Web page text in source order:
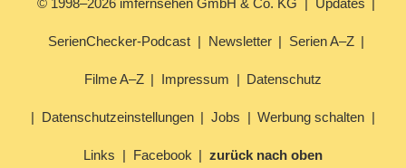
© 1998–2026 imfernsehen GmbH & Co. KG Updates
SerienChecker-Podcast Newsletter Serien A–Z
Filme A–Z Impressum Datenschutz
Datenschutzeinstellungen Jobs Werbung schalten
Links Facebook zurück nach oben